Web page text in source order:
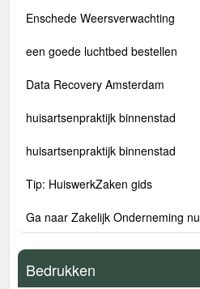
Enschede Weersverwachting
een goede luchtbed bestellen
Data Recovery Amsterdam
huisartsenpraktijk binnenstad
huisartsenpraktijk binnenstad
Tip: HuiswerkZaken gids
Ga naar Zakelijk Onderneming nu
Bedrukken